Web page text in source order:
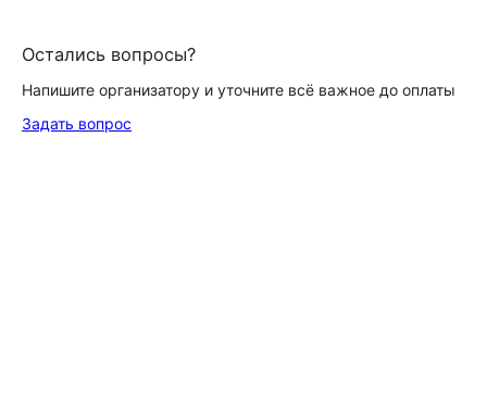
Остались вопросы?
Напишите организатору и уточните всё важное до оплаты
Задать вопрос